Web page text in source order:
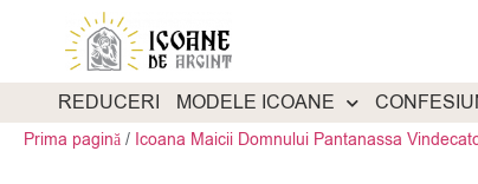
REDUCERI MODELE ICOANE
Prima pagină / Icoana Maicii Domnului Pantanassa